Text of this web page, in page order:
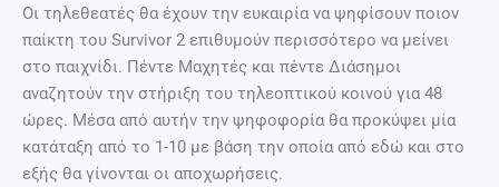
Οι τηλεθεατές θα έχουν την ευκαιρία να ψηφίσουν ποιον
παίκτη του Survivor 2 επιθυμούν περισσότερο να μείνει
στο παιχνίδι. Πέντε Μαχητές και πέντε Διάσημοι
αναζητούν την στήριξη του τηλεοπτικού κοινού για 48
ώρες. Μέσα από αυτήν την ψηφοφορία θα προκύψει μία
κατάταξη από το 1-10 με βάση την οποία από εδώ και στο
εξής θα γίνονται οι αποχωρήσεις.